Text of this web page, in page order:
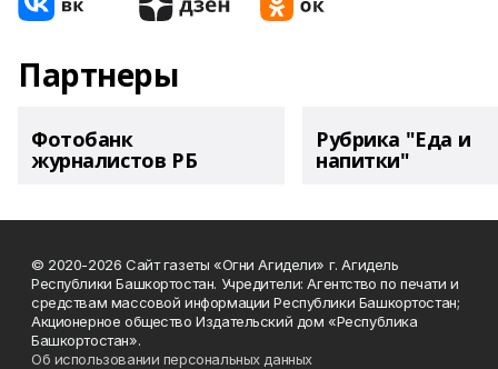
Партнеры
Фотобанк
журналистов РБ
Рубрика "Еда и
напитки"
© 2020-2026 Сайт газеты «Огни Агидели» г. Агидель
Республики Башкортостан. Учредители: Агентство по печати и
средствам массовой информации Республики Башкортостан;
Акционерное общество Издательский дом «Республика
Башкортостан».
Об использовании персональных данных